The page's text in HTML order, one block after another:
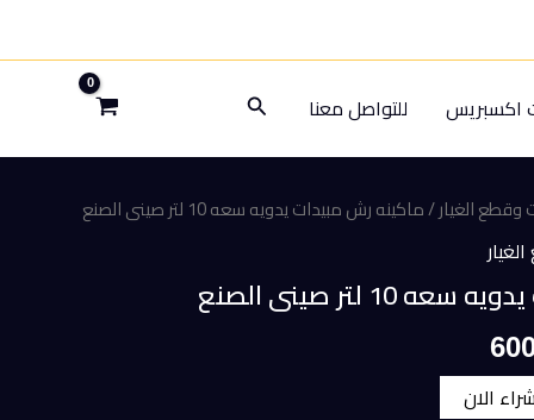
اكسبريس للتواصل معنا البحث
الغيار/ ماكينه رش مبيدات يدويه سعه 10 لتر صينى الصنع
لتر صينى الصنع
السعر
الحالي
الان